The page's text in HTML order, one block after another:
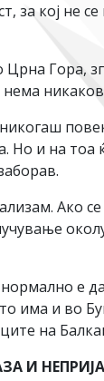
кој не
Гора,
и на тоа
Ако
е
и во
на
И